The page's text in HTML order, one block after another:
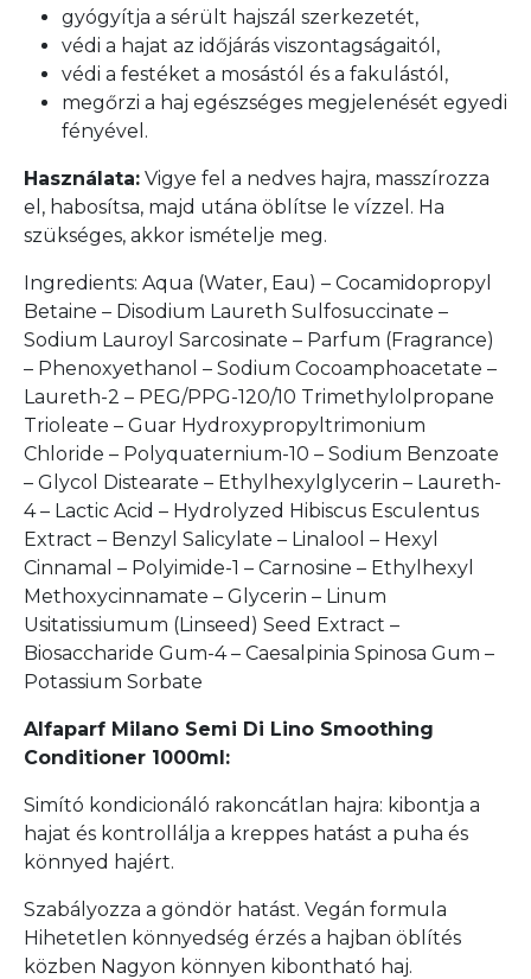
gyógyítja a sérült hajszál szerkezetét,
védi a hajat az időjárás viszontagságaitól,
védi a festéket a mosástól és a fakulástól,
megőrzi a haj egészséges megjelenését egyedi
fényével.
Használata: Vigye fel a nedves hajra, masszírozza
el, habosítsa, majd utána öblítse le vízzel. Ha
szükséges, akkor ismételje meg.
Ingredients: Aqua (Water, Eau) – Cocamidopropyl
Betaine – Disodium Laureth Sulfosuccinate –
Sodium Lauroyl Sarcosinate – Parfum (Fragrance)
– Phenoxyethanol – Sodium Cocoamphoacetate –
Laureth-2 – PEG/PPG-120/10 Trimethylolpropane
Trioleate – Guar Hydroxypropyltrimonium
Chloride – Polyquaternium-10 – Sodium Benzoate
– Glycol Distearate – Ethylhexylglycerin – Laureth-
4 – Lactic Acid – Hydrolyzed Hibiscus Esculentus
Extract – Benzyl Salicylate – Linalool – Hexyl
Cinnamal – Polyimide-1 – Carnosine – Ethylhexyl
Methoxycinnamate – Glycerin – Linum
Usitatissiumum (Linseed) Seed Extract –
Biosaccharide Gum-4 – Caesalpinia Spinosa Gum –
Potassium Sorbate
Alfaparf Milano Semi Di Lino Smoothing
Conditioner 1000ml:
Simító kondicionáló rakoncátlan hajra: kibontja a
hajat és kontrollálja a kreppes hatást a puha és
könnyed hajért.
Szabályozza a göndör hatást. Vegán formula
Hihetetlen könnyedség érzés a hajban öblítés
közben Nagyon könnyen kibontható haj.